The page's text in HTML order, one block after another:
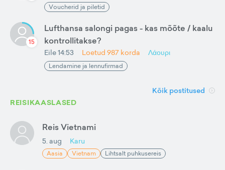
Voucherid ja piletid
15
Lufthansa salongi pagas - kas mõõte / kaalu
kontrollitakse?
Eile 14:53 Loetud 987 korda Λάουρι
Lendamine ja lennufirmad
Kõik postitused
REISIKAASLASED
Reis Vietnami
5. aug Karu
Aasia Vietnam Lihtsalt puhkusereis